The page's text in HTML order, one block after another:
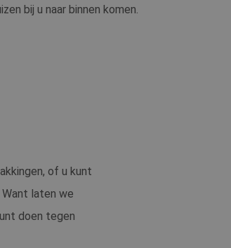
bij u naar binnen komen.
of u kunt
laten we
doen tegen